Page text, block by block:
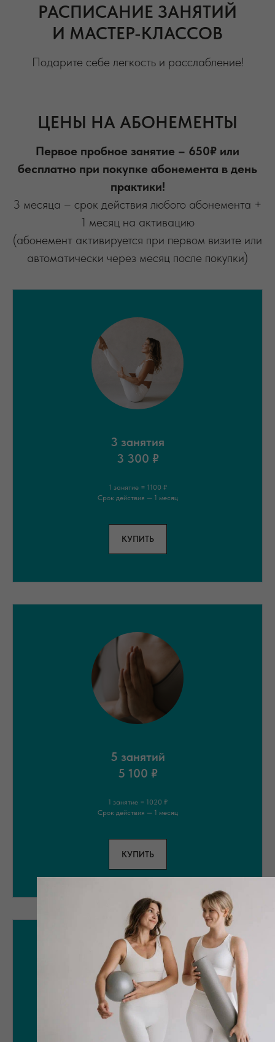
РАСПИСАНИЕ ЗАНЯТИЙ
И МАСТЕР-КЛАССОВ
Подарите себе легкость и расслабление!
ЦЕНЫ НА АБОНЕМЕНТЫ
Первое пробное занятие – 650₽ или
бесплатно при покупке абонемента в день
практики!
3 месяца – срок действия любого абонемента +
1 месяц на активацию
(абонемент активируется при первом визите или
автоматически через месяц после покупки)
3 занятия
3 300 ₽
1 занятие = 1100 ₽
Срок действия — 1 месяц
КУПИТЬ
5 занятий
5 100 ₽
1 занятие = 1020 ₽
Срок действия — 1 месяц
КУПИТЬ